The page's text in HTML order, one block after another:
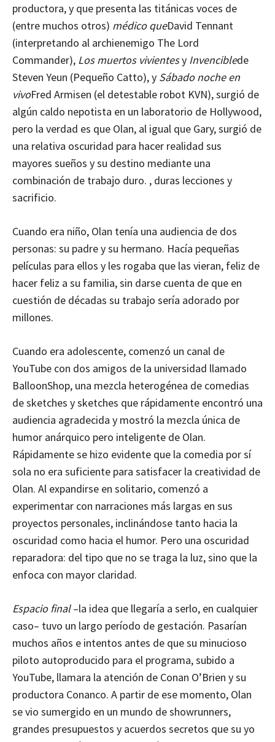
productora, y que presenta las titánicas voces de
(entre muchos otros) médico queDavid Tennant
(interpretando al archienemigo The Lord
Commander), Los muertos vivientesy Invenciblede
Steven Yeun (Pequeño Catto), y Sábado noche en
vivoFred Armisen (el detestable robot KVN), surgió de
algún caldo nepotista en un laboratorio de Hollywood,
pero la verdad es que Olan, al igual que Gary, surgió de
una relativa oscuridad para hacer realidad sus
mayores sueños y su destino mediante una
combinación de trabajo duro. , duras lecciones y
sacrificio.
Cuando era niño, Olan tenía una audiencia de dos
personas: su padre y su hermano. Hacía pequeñas
películas para ellos y les rogaba que las vieran, feliz de
hacer feliz a su familia, sin darse cuenta de que en
cuestión de décadas su trabajo sería adorado por
millones.
Cuando era adolescente, comenzó un canal de
YouTube con dos amigos de la universidad llamado
BalloonShop, una mezcla heterogénea de comedias
de sketches y sketches que rápidamente encontró una
audiencia agradecida y mostró la mezcla única de
humor anárquico pero inteligente de Olan.
Rápidamente se hizo evidente que la comedia por sí
sola no era suficiente para satisfacer la creatividad de
Olan. Al expandirse en solitario, comenzó a
experimentar con narraciones más largas en sus
proyectos personales, inclinándose tanto hacia la
oscuridad como hacia el humor. Pero una oscuridad
reparadora: del tipo que no se traga la luz, sino que la
enfoca con mayor claridad.
Espacio final–la idea que llegaría a serlo, en cualquier
caso– tuvo un largo período de gestación. Pasarían
muchos años e intentos antes de que su minucioso
piloto autoproducido para el programa, subido a
YouTube, llamara la atención de Conan O’Brien y su
productora Conanco. A partir de ese momento, Olan
se vio sumergido en un mundo de showrunners,
grandes presupuestos y acuerdos secretos que su yo